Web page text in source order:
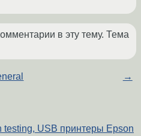
в эту тему. Тема
→
testing, USB принтеры Epson